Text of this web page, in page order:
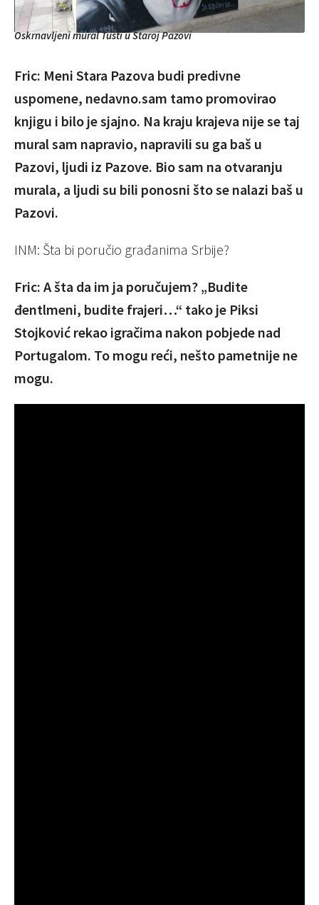
Oskrnavljeni mural Tusti u Staroj Pazovi
Fric: Meni Stara Pazova budi predivne
uspomene, nedavno.sam tamo promovirao
knjigu i bilo je sjajno. Na kraju krajeva nije se taj
mural sam napravio, napravili su ga baš u
Pazovi, ljudi iz Pazove. Bio sam na otvaranju
murala, a ljudi su bili ponosni što se nalazi baš u
Pazovi.
INM: Šta bi poručio građanima Srbije?
Fric: A šta da im ja poručujem? „Budite
đentlmeni, budite frajeri…“ tako je Piksi
Stojković rekao igračima nakon pobjede nad
Portugalom. To mogu reći, nešto pametnije ne
mogu.